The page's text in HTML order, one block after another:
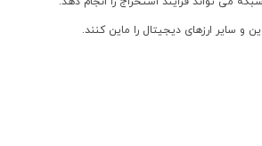
و سایر ارزهای دیجیتال را ماین کنند.